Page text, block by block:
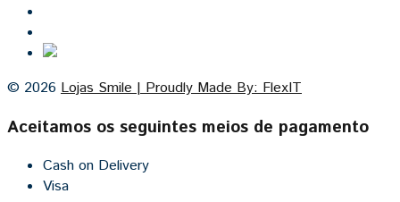
© 2026 Lojas Smile | Proudly Made By: FlexIT
Aceitamos os seguintes meios de pagamento
Cash on Delivery
Visa